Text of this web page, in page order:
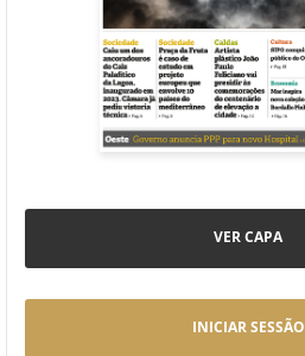
VER CAPA
INICIAR SESSÃO